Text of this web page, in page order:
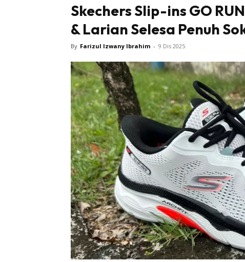
Skechers Slip-ins GO
& Larian Selesa Penuh
By Farizul Izwany Ibrahim - 9 Dis 2025